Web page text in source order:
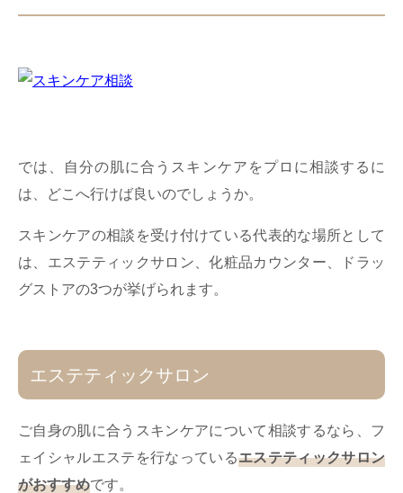
では、自分の肌に合うスキンケアをプロに相談するに
は、どこへ行けば良いのでしょうか。
スキンケアの相談を受け付けている代表的な場所として
は、エステティックサロン、化粧品カウンター、ドラッ
グストアの3つが挙げられます。
エステティックサロン
ご自身の肌に合うスキンケアについて相談するなら、フ
ェイシャルエステを行なっているエステティックサロン
がおすすめです。